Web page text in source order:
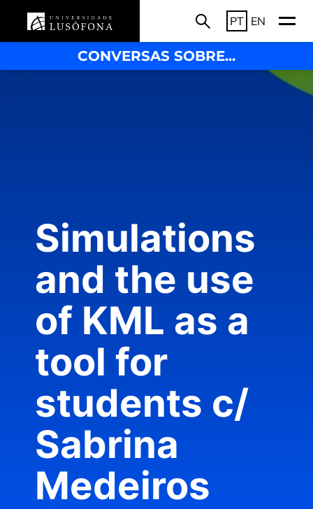
PT EN
CONVERSAS SOBRE...
Simulations
and the use
of KML as a
tool for
students c/
Sabrina
Medeiros